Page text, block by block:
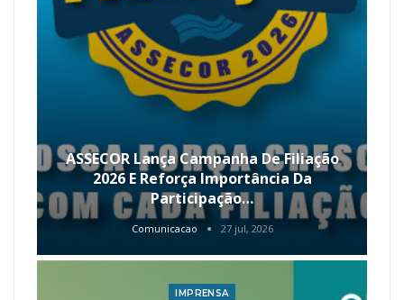
ASSECOR Lança Campanha De Filiação
2026 E Reforça Importância Da
Participação…
Comunicacao 27 jul, 2026
IMPRENSA